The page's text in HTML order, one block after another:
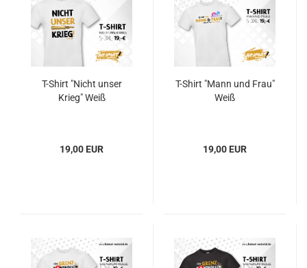
T-Shirt "Nicht unser
Krieg" Weiß
19,00 EUR
T-Shirt "Mann und Frau"
Weiß
19,00 EUR